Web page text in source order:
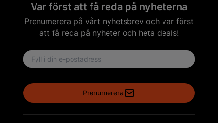
Var först att få reda på nyheterna
Prenumerera på vårt nyhetsbrev och var först
att få reda på nyheter och heta deals!
Email address
Prenumerera